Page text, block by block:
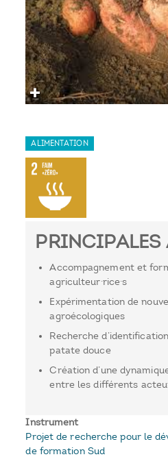
ALIMENTATION
PRINCIPALES
Accompagnement et
agriculteur·rice·s
Expérimentation de
agroécologiques
Recherche
patate douce
Création d’une
entre les différents
Instrument
Projet de recherche pour le
de formation Sud